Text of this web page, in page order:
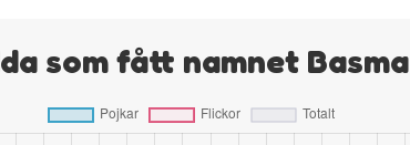
som fått namnet Basma